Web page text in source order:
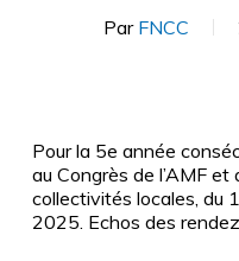
Par FNCC
Pour la 5e année
au Congrès de l’AMF
collectivités locales, du
2025. Echos des